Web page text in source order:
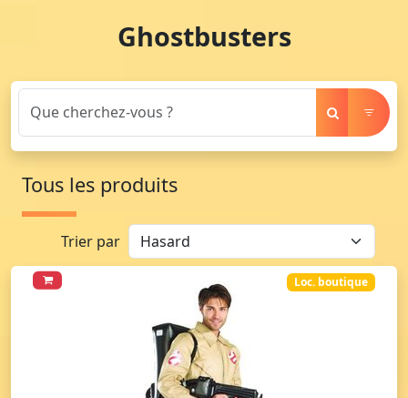
Ghostbusters
Tous les produits
Trier par
Loc. boutique